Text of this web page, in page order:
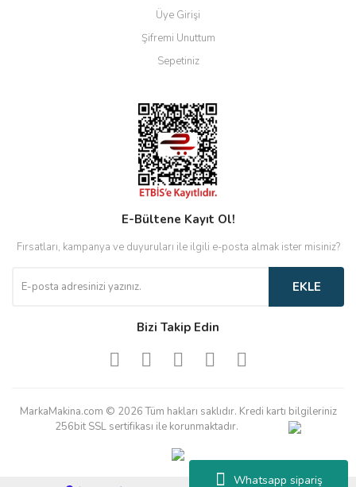
Whatsapp sipariş
Üye Girişi
Şifremi Unuttum
Sepetiniz
E-Bültene Kayıt Ol!
Fırsatları, kampanya ve duyuruları ile ilgili e-posta almak ister misiniz?
EKLE
Bizi Takip Edin
MarkaMakina.com © 2026 Tüm hakları saklıdır. Kredi kartı bilgileriniz
256bit SSL sertifikası ile korunmaktadır.